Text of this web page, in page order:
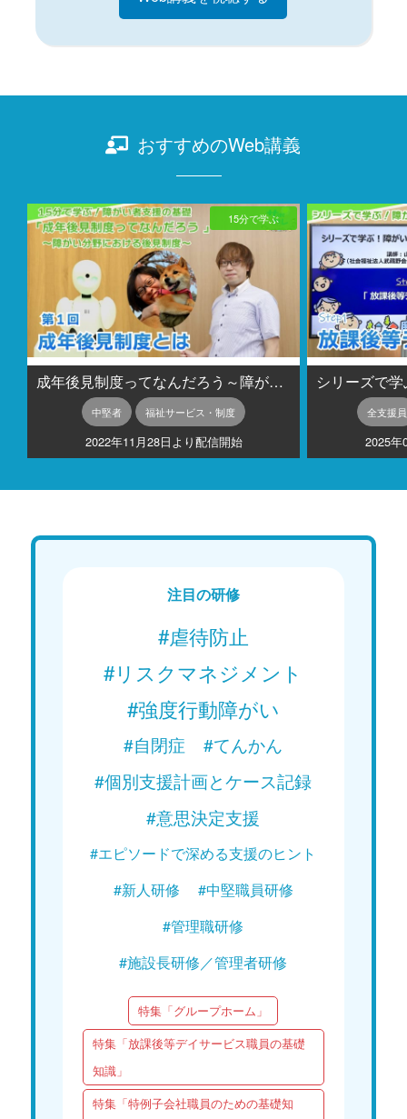
おすすめのWeb講義
15分で学ぶ
成年後見制度ってなんだろう～障がい分野における後見制度～
中堅者 福祉サービス・制度
2022年11月28日より配信開始
全支援員
2025年
注目の研修
#虐待防止
#リスクマネジメント
#強度行動障がい
#自閉症
#てんかん
#個別支援計画とケース記録
#意思決定支援
#エピソードで深める支援のヒント
#新人研修
#中堅職員研修
#管理職研修
#施設長研修／管理者研修
特集「グループホーム」
特集「放課後等デイサービス職員の基礎
知識」
特集「特例子会社職員のための基礎知